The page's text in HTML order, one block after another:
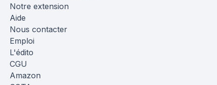
Notre extension
Aide
Nous contacter
Emploi
L'édito
CGU
Amazon